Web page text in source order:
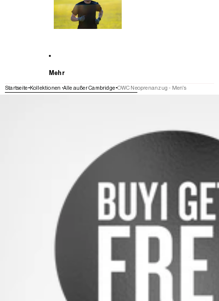
Mehr
Startseite Kollektionen Alle außer Cambridge OWC Neoprenanzug - Men's
WEITER ZU DEN PRODUKTINFORMATIONEN